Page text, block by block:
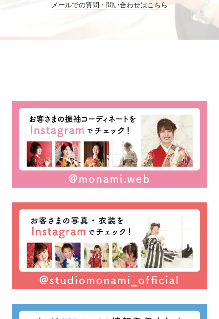
メールでの質問・問い合わせはこちら